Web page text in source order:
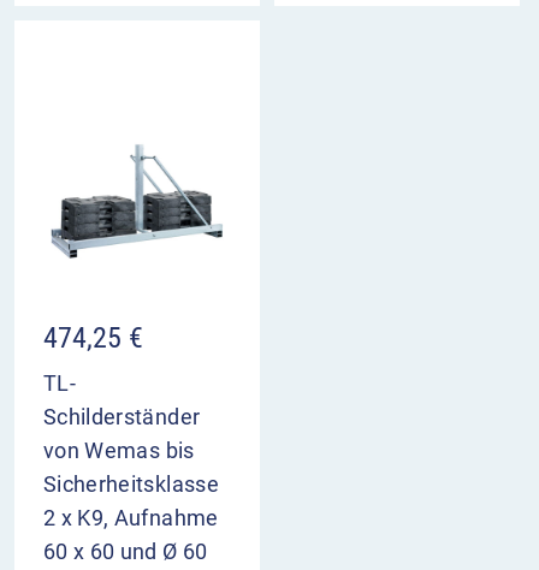
474,25 €
TL-
Schilderständer
von Wemas bis
Sicherheitsklasse
2 x K9, Aufnahme
60 x 60 und Ø 60